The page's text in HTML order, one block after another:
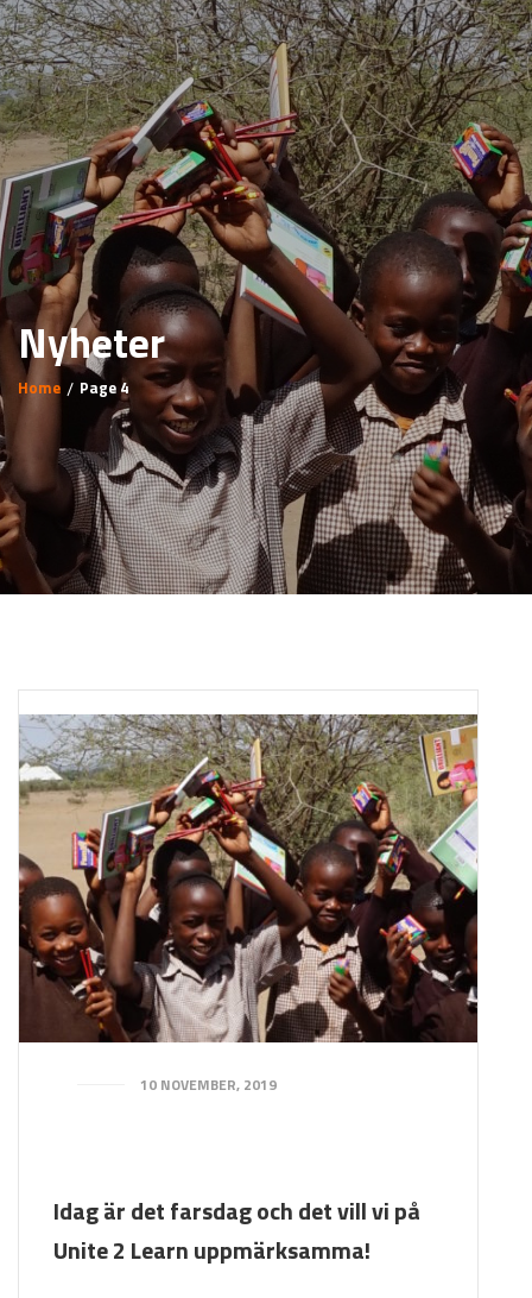
Nyheter
Home Page 4
10 NOVEMBER, 2019
Idag är det farsdag och det vill vi på
Unite 2 Learn uppmärksamma!